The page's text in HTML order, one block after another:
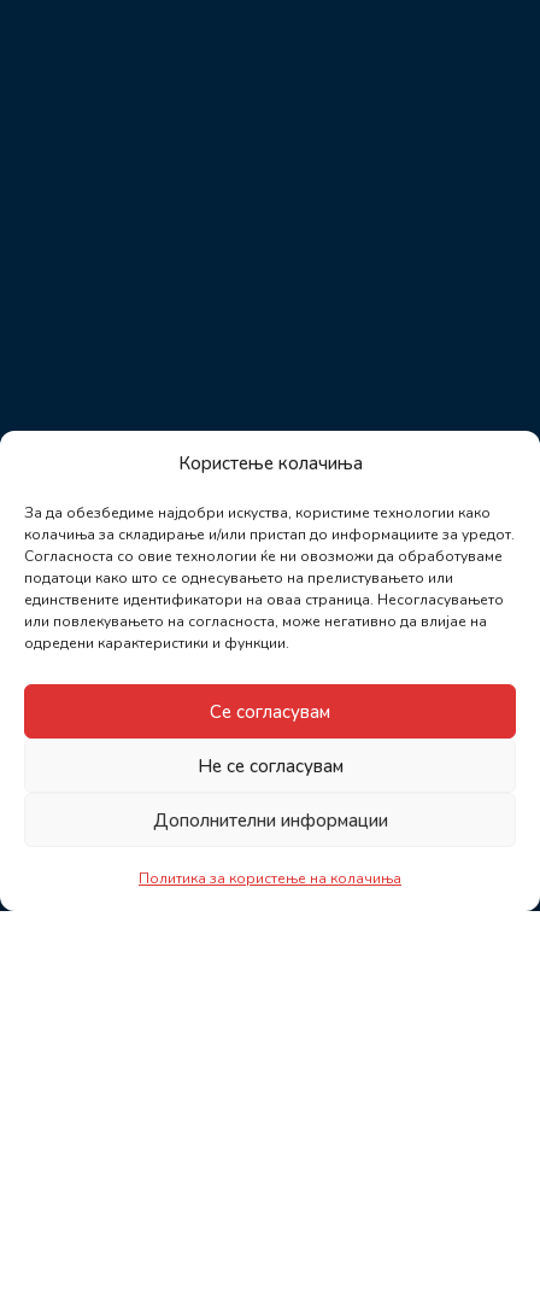
Користење колачиња
За да обезбедиме најдобри искуства, користиме технологии како
колачиња за складирање и/или пристап до информациите за уредот.
Согласноста со овие технологии ќе ни овозможи да обработуваме
податоци како што се однесувањето на прелистувањето или
единствените идентификатори на оваа страница. Несогласувањето
или повлекувањето на согласноста, може негативно да влијае на
одредени карактеристики и функции.
Се согласувам
Не се согласувам
Дополнителни информации
Политика за користење на колачиња